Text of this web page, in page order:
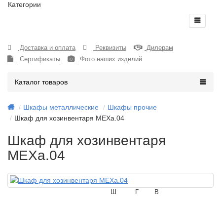
Категории
Доставка и оплата Реквизиты
Дилерам
Сертификаты
Фото наших изделий
Каталог товаров
Шкафы металлические
Шкафы прочие
Шкаф для хозинвентаря МЕХа.04
Шкаф для хозинвентаря
МЕХа.04
Ш В
Г